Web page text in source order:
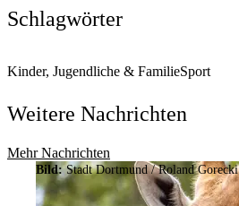
Schlagwörter
Kinder, Jugendliche & FamilieSport
Weitere Nachrichten
Mehr Nachrichten
Bild:Stadt Dortmund / Roland Gorecki